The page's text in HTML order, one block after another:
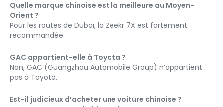
Quelle marque chinoise est la meilleure au Moyen-
Orient ?
Pour les routes de Dubaï, la Zeekr 7X est fortement
recommandée.
GAC appartient-elle à Toyota ?
Non, GAC (Guangzhou Automobile Group) n’appartient
pas à Toyota.
Est-il judicieux d’acheter une voiture chinoise ?